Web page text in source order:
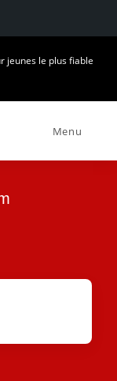
jeunes le plus fiable
Menu